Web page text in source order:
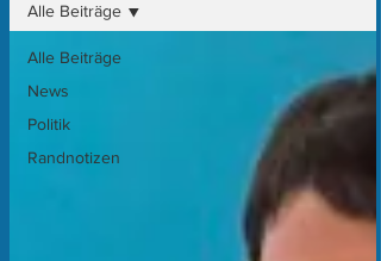
Alle Beiträge
News
Politik
Randnotizen
Alle Beiträge